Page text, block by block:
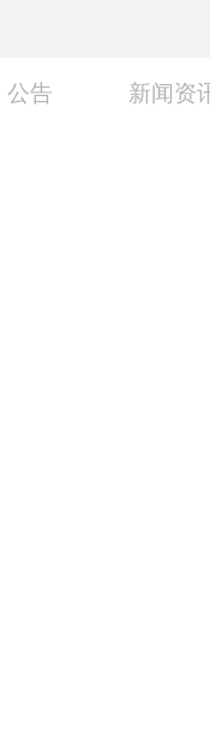
公告 新闻资